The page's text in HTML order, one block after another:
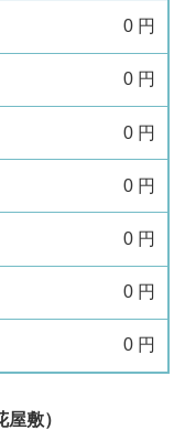
0 円
0 円
0 円
0 円
0 円
0 円
0 円
屋敷）